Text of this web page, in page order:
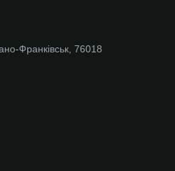
Франківськ, 76018